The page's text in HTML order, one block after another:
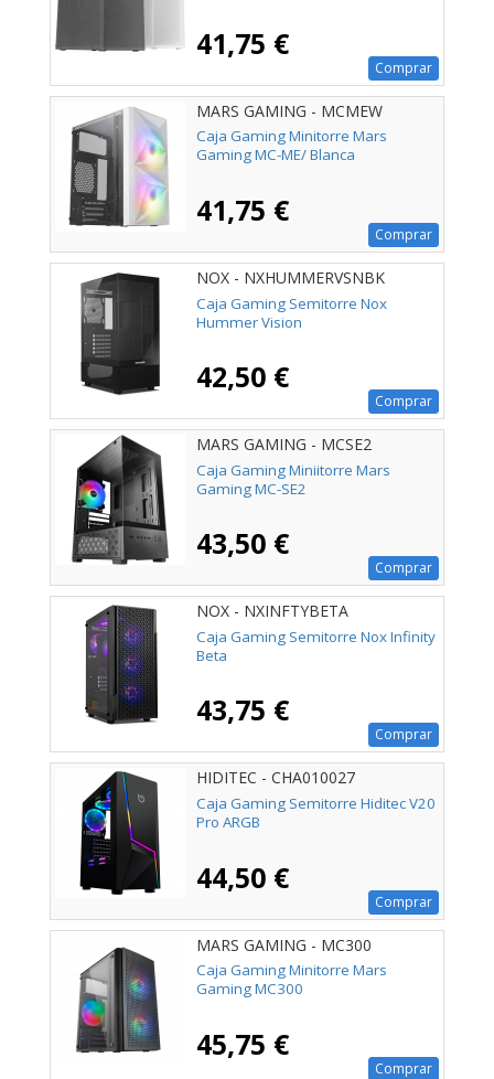
41,75 €
Comprar
MARS GAMING - MCMEW
Caja Gaming Minitorre Mars
Gaming MC-ME/ Blanca
41,75 €
Comprar
NOX - NXHUMMERVSNBK
Caja Gaming Semitorre Nox
Hummer Vision
42,50 €
Comprar
MARS GAMING - MCSE2
Caja Gaming Miniitorre Mars
Gaming MC-SE2
43,50 €
Comprar
NOX - NXINFTYBETA
Caja Gaming Semitorre Nox Infinity
Beta
43,75 €
Comprar
HIDITEC - CHA010027
Caja Gaming Semitorre Hiditec V20
Pro ARGB
44,50 €
Comprar
MARS GAMING - MC300
Caja Gaming Minitorre Mars
Gaming MC300
45,75 €
Comprar